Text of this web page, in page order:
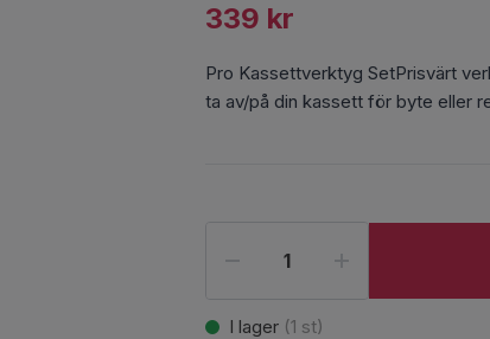
339 kr
Pro Kassettverktyg SetPrisvärt
ta av/på din kassett för byte eller
I lager (1 st)